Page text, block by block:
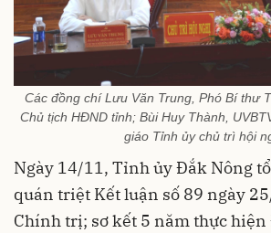
Các đồng chí Lưu Văn Trung, Phó Bí thư
Chủ tịch HĐND tỉnh; Bùi Huy Thành,
giáo Tỉnh ủy chủ trì hội
Ngày 14/11, Tỉnh ủy Đắk Nông
quán triệt Kết luận số 89 ngày
Chính trị; sơ kết 5 năm thực hiện